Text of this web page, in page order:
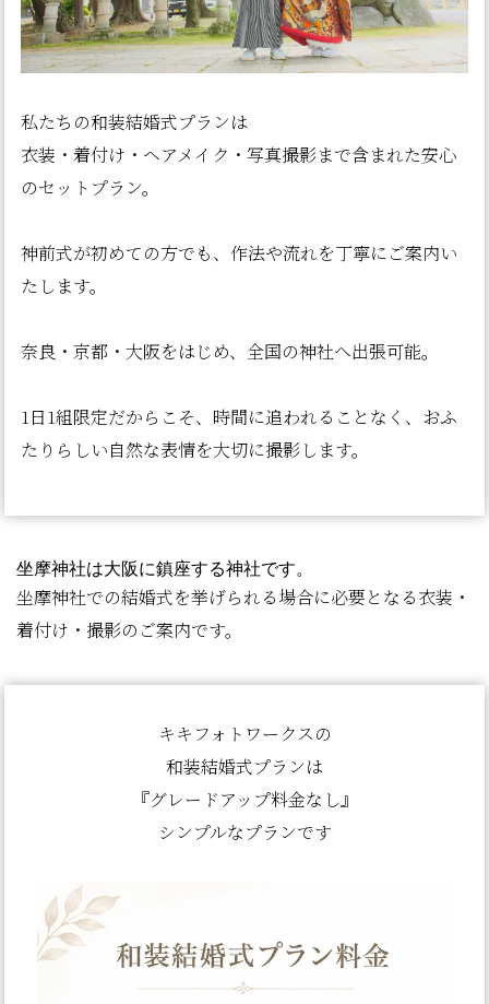
私たちの和装結婚式プランは
衣装・着付け・ヘアメイク・写真撮影まで含まれた安心
のセットプラン。
神前式が初めての方でも、作法や流れを丁寧にご案内い
たします。
奈良・京都・大阪をはじめ、全国の神社へ出張可能。
1日1組限定だからこそ、時間に追われることなく、おふ
たりらしい自然な表情を大切に撮影します。
坐摩神社は大阪に鎮座する神社です。
坐摩神社での結婚式を挙げられる場合に必要となる衣装・
着付け・撮影のご案内です。
キキフォトワークスの
和装結婚式プランは
『グレードアップ料金なし』
シンプルなプランです